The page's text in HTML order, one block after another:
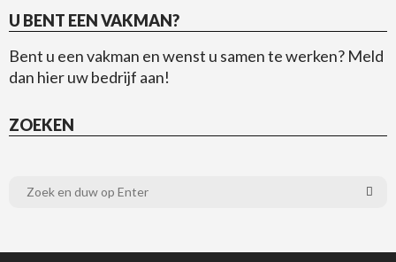
U BENT EEN VAKMAN?
Bent u een vakman en wenst u samen te werken? Meld
dan hier uw bedrijf aan!
ZOEKEN